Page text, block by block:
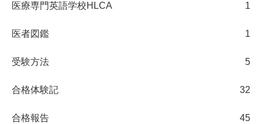
医療専門英語学校HLCA 1
医者図鑑 1
受験方法 5
合格体験記 32
合格報告 45